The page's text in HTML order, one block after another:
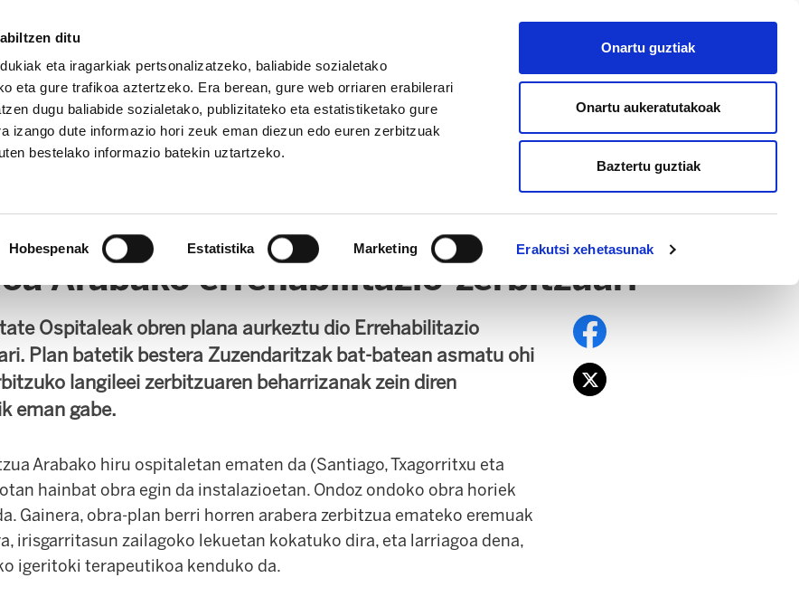
ditu
eta iragarkiak pertsonalizatzeko, baliabide sozialetako
eta gure trafikoa aztertzeko. Era berean, gure web orriaren erabilerari
dugu baliabide sozialetako, publizitateko eta estatistiketako gure
izango dute informazio hori zeuk eman diezun edo euren zerbitzuak
bestelako informazio batekin uztartzeko.
Hobespenak Estatistika Marketing Erakutsi xehetasunak
Onartu guztiak
Onartu aukeratutakoak
Baztertu guztiak
AFILIATU
Arabako errehabilitazio-zerbitzuari
Ospitaleak obren plana aurkeztu dio Errehabilitazio
Plan batetik bestera Zuzendaritzak bat-batean asmatu ohi
langileei zerbitzuaren beharrizanak zein diren
eman gabe.
Arabako hiru ospitaletan ematen da (Santiago, Txagorritxu eta
hainbat obra egin da instalazioetan. Ondoz ondoko obra horiek
Gainera, obra-plan berri horren arabera zerbitzua emateko eremuak
irisgarritasun zailagoko lekuetan kokatuko dira, eta larriagoa dena,
igeritoki terapeutikoa kenduko da.